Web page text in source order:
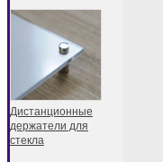
Дистанционные
держатели для
стекла